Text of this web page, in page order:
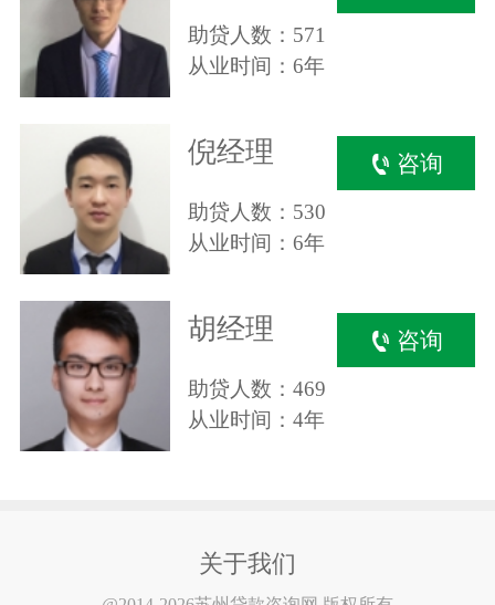
助贷人数：571
从业时间：6年
倪经理
助贷人数：530
从业时间：6年
咨询
胡经理
助贷人数：469
从业时间：4年
咨询
关于我们